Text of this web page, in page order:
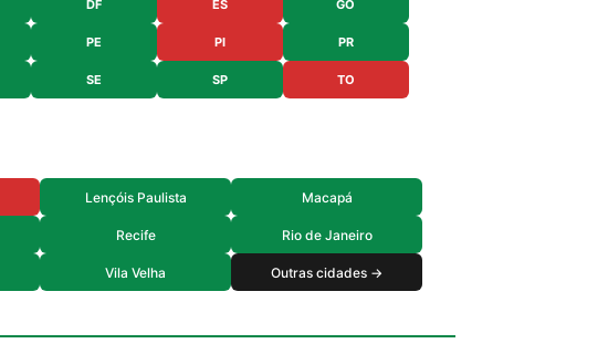
DF ES GO
PE PI PR
SE SP TO
Lençóis Paulista Macapá
Recife Rio de Janeiro
Vila Velha Outras cidades →